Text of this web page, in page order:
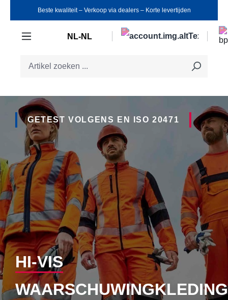
Ga naar de hoofdinhoud
Beste kwaliteit ‒ Verkoop via dealers ‒ Korte levertijden
NL-NL
GETEST VOLGENS EN ISO 20471
HI-VIS
WAARSCHUWINGKLEDING